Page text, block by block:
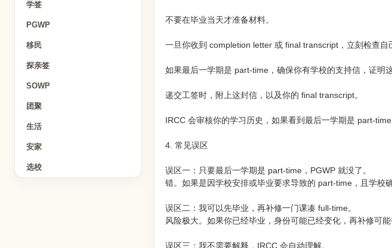
学签
PGWP
移民
探亲签
SOWP
团聚
生活
安家
选校
不要在毕业当天才准备材料。
一旦你收到 completion letter 或 final transcript，立刻检查自
如果最后一学期是 part-time，确保你有学校的支持信，证明
递交工签时，附上这封信，以及你的 final transcript。
IRCC 会审核你的学习历史，如果看到最后一学期是 part-
4. 常见误区
误区一：只要最后一学期是 part-time，PGWP 就没了。
错。如果是因学校安排或毕业要求导致的 part-time，且学校
误区二：我可以先毕业，再补修一门课凑 full-time。
风险极大。如果你已经毕业，身份可能已经变化，再补修可
误区三：我不需要解释，IRCC 会自动理解。